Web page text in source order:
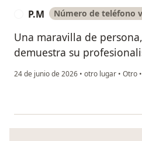
P.M Número de teléfono
Una maravilla de
demuestra su
24 de junio de 2026 • otro lugar • Otro •